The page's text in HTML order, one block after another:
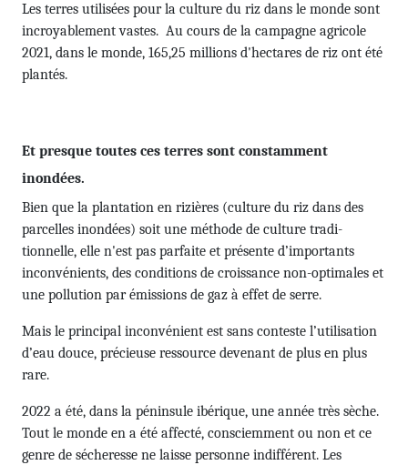
Les terres utilisées pour la culture du riz dans le monde sont
incroyablement vastes. Au cours de la campagne agricole
2021, dans le monde, 165,25 millions d'hec­tares de riz ont été
plantés.
Et presque toutes ces terres sont constamment
inondées.
Bien que la plantation en rizières (culture du riz dans des
parcelles inondées) soit une méthode de culture tradi­
tionnelle, elle n'est pas parfaite et présente d’impor­tants
incon­vénients, des conditions de croissance non-optimales et
une pollution par émissions de gaz à effet de serre.
Mais le principal inconvénient est sans conteste l’utilisation
d’eau douce, précieuse ressource devenant de plus en plus
rare.
2022 a été, dans la péninsule ibérique, une année très sèche.
Tout le monde en a été affecté, consciemment ou non et ce
genre de sécheresse ne laisse personne indifférent. Les